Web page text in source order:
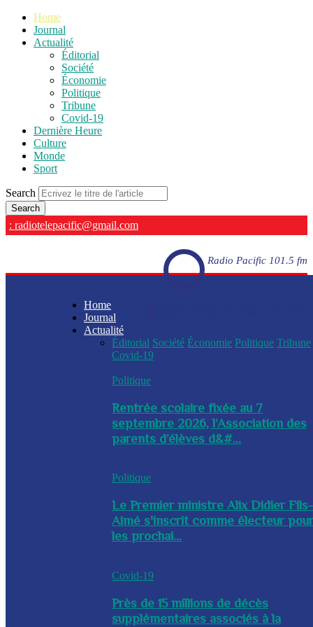
Home
Journal
Actualité
Éditorial
Société
Économie
Politique
Tribune
Covid-19
Dernière Heure
Culture
Monde
Sport
Search
: radiotelepacific@gmail.com
Radio Pacific 101.5 fm
Home
Journal
Actualité
Éditorial Société Économie Politique Tribune
Covid-19
Politique
Rentrée scolaire fixée au 7
septembre 2026, l’Association des
parents d’élèves d&#...
Politique
Le Premier ministre Alix Didier Fils-
Aimé s'inscrit comme électeur
les prochai...
Covid-19
Près de 15 millions de décès
supplémentaires associés à la